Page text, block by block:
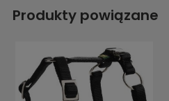
Produkty powiązane